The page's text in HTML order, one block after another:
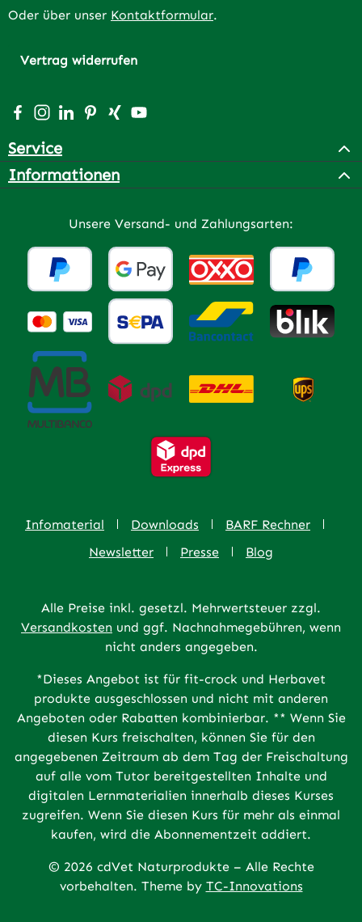
Oder über unser Kontaktformular.
Vertrag widerrufen
Besuche uns auf Facebook – öffnet in neuem Tab
Schau auf Instagram vorbei – öffnet in neuem Tab
Vernetze dich mit uns auf LinkedIn – öffnet in
Lass dich auf Pinterest inspirieren – öffnet
Vernetze dich mit uns auf Xing – öffnet
Sieh dir unsere Videos auf YouTube
Service
Informationen
Unsere Versand- und Zahlungsarten:
Infomaterial Downloads
BARF Rechner
Newsletter
Presse Blog
Alle Preise inkl. gesetzl. Mehrwertsteuer zzgl.
Versandkosten und ggf. Nachnahmegebühren, wenn
nicht anders angegeben.
*Dieses Angebot ist für fit-crock und Herbavet
produkte ausgeschlossen und nicht mit anderen
Angeboten oder Rabatten kombinierbar. ** Wenn Sie
diesen Kurs freischalten, können Sie für den
angegebenen Zeitraum ab dem Tag der Freischaltung
auf alle vom Tutor bereitgestellten Inhalte und
digitalen Lernmaterialien innerhalb dieses Kurses
zugreifen. Wenn Sie diesen Kurs für mehr als einmal
kaufen, wird die Abonnementzeit addiert.
© 2026 cdVet Naturprodukte – Alle Rechte
vorbehalten. Theme by TC-Innovations